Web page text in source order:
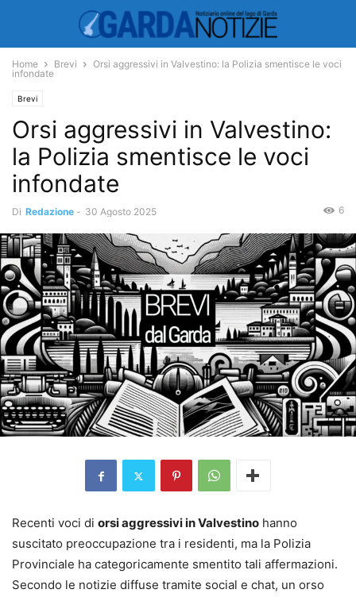
Home Brevi
Orsi aggressivi in Valvestino: la Polizia smentisce le voci
infondate
Brevi
Orsi aggressivi in Valvestino:
la Polizia smentisce le voci
infondate
Di Redazione - 30 Agosto 2025 6
Recenti voci di orsi aggressivi in Valvestino hanno
suscitato preoccupazione tra i residenti, ma la Polizia
Provinciale ha categoricamente smentito tali affermazioni.
Secondo le notizie diffuse tramite social e chat, un orso